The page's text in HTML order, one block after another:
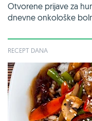
Otvorene prijave za
dnevne onkološke
RECEPT DANA